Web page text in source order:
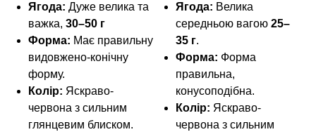
Ягода: Дуже велика та
важка, 30–50 г
Форма: Має правильну
видовжено-конічну
форму.
Колір: Яскраво-
червона з сильним
глянцевим блиском.
Ягода: Велика
середньою вагою 25–
35 г.
Форма: Форма
правильна,
конусоподібна.
Колір: Яскраво-
червона з сильним